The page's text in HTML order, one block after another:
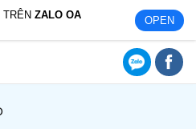
TRÊNZALO OA OPEN